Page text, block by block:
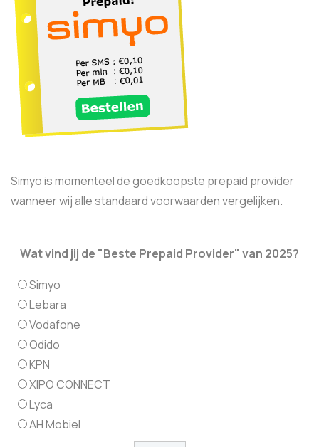
Simyo is momenteel de goedkoopste prepaid provider
wanneer wij alle standaard voorwaarden vergelijken.
Wat vind jij de "Beste Prepaid Provider" van 2025?
Simyo
Lebara
Vodafone
Odido
KPN
XIPO CONNECT
Lyca
AH Mobiel